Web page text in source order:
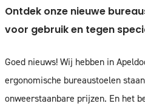
Ontdek onze nieuwe
voor gebruik en tegen
Goed nieuws! Wij hebben in
ergonomische bureaustoelen
onweerstaanbare prijzen. En het